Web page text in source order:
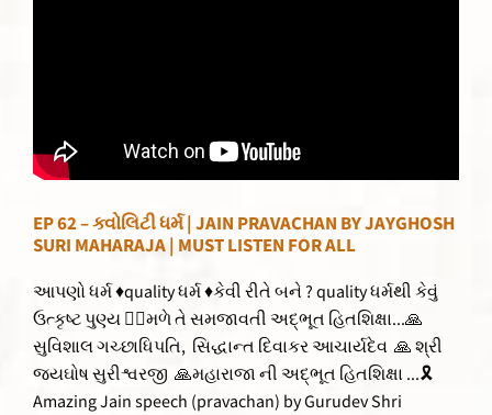
EP 62 – ક્વોલિટી ધર્મ | JAIN PRAVACHAN BY JAYGHOSH
SURI MAHARAJA | MUST LISTEN FOR ALL
આપણો ધર્મ ♦quality ધર્મ ♦કેવી રીતે બને ? quality ધર્મથી કેવું
ઉત્કૃષ્ટ પુણ્ય 👌🏻મળે તે સમજાવતી અદ્ભૂત હિતશિક્ષા...🙏
સુવિશાલ ગચ્છાધિપતિ, સિદ્ધાન્ત દિવાકર આચાર્યદેવ 🙏 શ્રી
જયઘોષ સુરીશ્વરજી 🙏મહારાજા ની અદ્ભૂત હિતશિક્ષા ...🎗
Amazing Jain speech (pravachan) by Gurudev Shri